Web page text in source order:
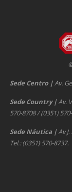
Sede Centro |Av.
Sede Country |Av.
570-8708 / (0351)
Sede Náutica |Av
Tel.: (0351) 570-8737.